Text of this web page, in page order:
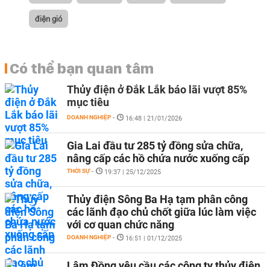
điện gió
Có thể bạn quan tâm
Thủy điện ở Đắk Lắk báo lãi vượt 85%
mục tiêu
DOANH NGHIỆP - 16:48 | 21/01/2026
Gia Lai đầu tư 285 tỷ đồng sửa chữa,
nâng cấp các hồ chứa nước xuống cấp
THỜI SỰ - 19:37 | 25/12/2025
Thủy điện Sông Ba Hạ tạm phân công
các lãnh đạo chủ chốt giữa lúc làm việc
với cơ quan chức năng
DOANH NGHIỆP - 16:51 | 01/12/2025